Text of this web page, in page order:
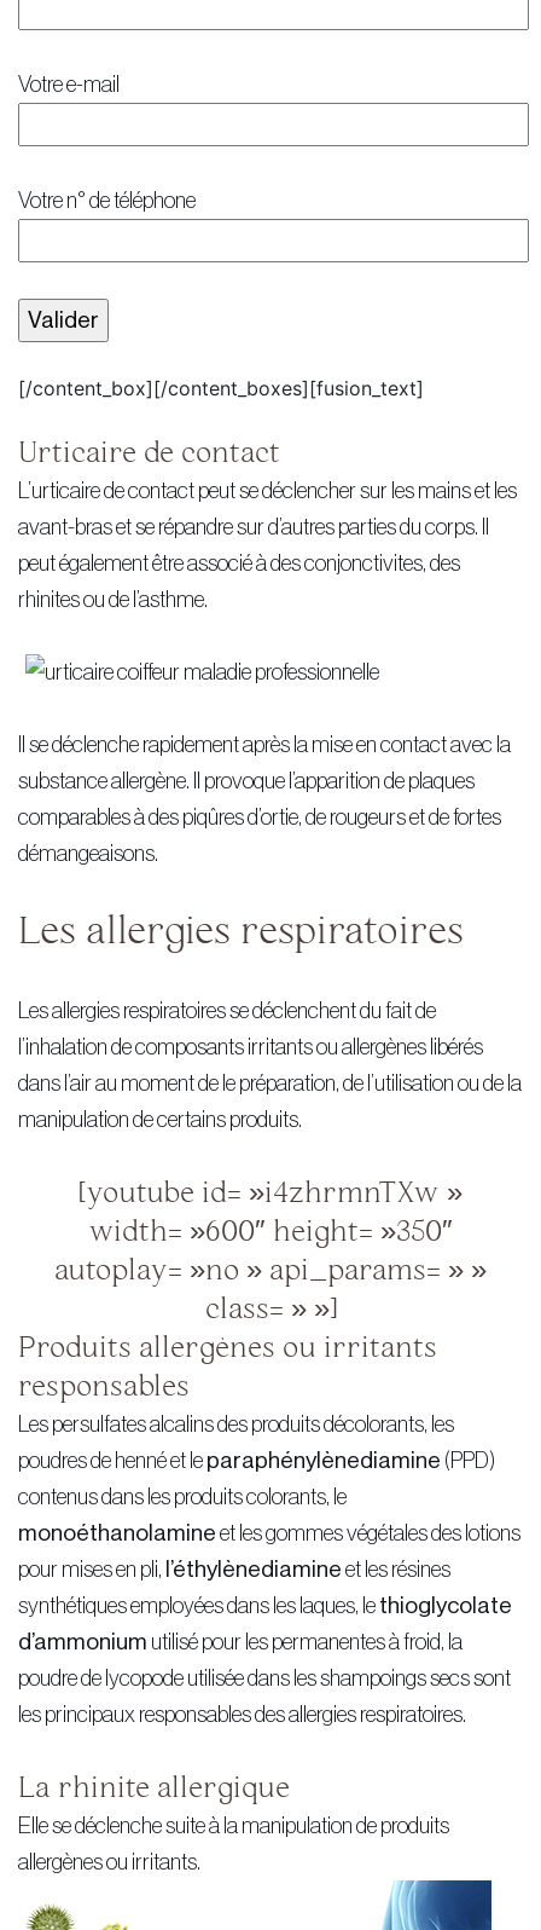
Votre e-mail
Votre n° de téléphone
[/content_box][/content_boxes][fusion_text]
Urticaire de contact
L’urticaire de contact peut se déclencher sur les mains et les
avant-bras et se répandre sur d’autres parties du corps. Il
peut également être associé à des conjonctivites, des
rhinites ou de l’asthme.
Il se déclenche rapidement après la mise en contact avec la
substance allergène. Il provoque l’apparition de plaques
comparables à des piqûres d’ortie, de rougeurs et de fortes
démangeaisons.
Les allergies respiratoires
Les allergies respiratoires se déclenchent du fait de
l’inhalation de composants irritants ou allergènes libérés
dans l’air au moment de le préparation, de l’utilisation ou de la
manipulation de certains produits.
[youtube id= »i4zhrmnTXw »
width= »600″ height= »350″
autoplay= »no » api_params= » »
class= » »]
Produits allergènes ou irritants
responsables
Les persulfates alcalins des produits décolorants, les
poudres de henné et le paraphénylènediamine (PPD)
contenus dans les produits colorants, le
monoéthanolamine et les gommes végétales des lotions
pour mises en pli, l’éthylènediamine et les résines
synthétiques employées dans les laques, le thioglycolate
d’ammonium utilisé pour les permanentes à froid, la
poudre de lycopode utilisée dans les shampoings secs sont
les principaux responsables des allergies respiratoires.
La rhinite allergique
Elle se déclenche suite à la manipulation de produits
allergènes ou irritants.